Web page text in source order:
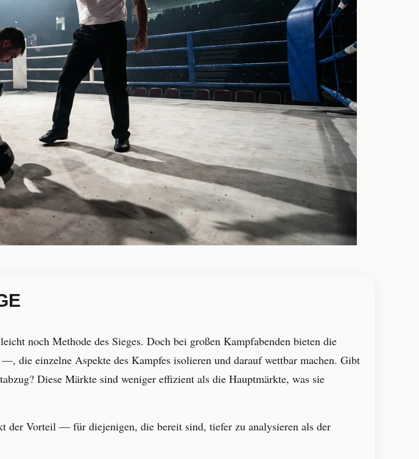
noch Methode des Sieges. Doch bei großen Kampfabenden bieten die
die einzelne Aspekte des Kampfes isolieren und darauf wettbar machen. Gibt
Diese Märkte sind weniger effizient als die Hauptmärkte, was sie
der Vorteil — für diejenigen, die bereit sind, tiefer zu analysieren als der